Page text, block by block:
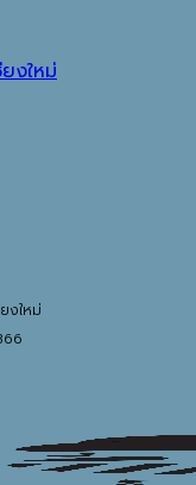
งใหม่
งใหม่